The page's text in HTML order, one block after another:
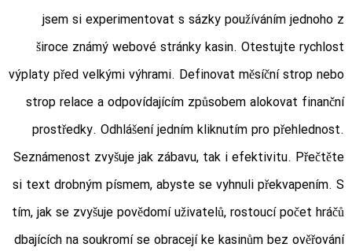
jsem si experimentovat s sázky používáním jednoho z
široce známý webové stránky kasin. Otestujte rychlost
výplaty před velkými výhrami. Definovat měsíční strop nebo
strop relace a odpovídajícím způsobem alokovat finanční
prostředky. Odhlášení jedním kliknutím pro přehlednost.
Seznámenost zvyšuje jak zábavu, tak i efektivitu. Přečtěte
si text drobným písmem, abyste se vyhnuli překvapením. S
tím, jak se zvyšuje povědomí uživatelů, rostoucí počet hráčů
dbajících na soukromí se obracejí ke kasinům bez ověřování